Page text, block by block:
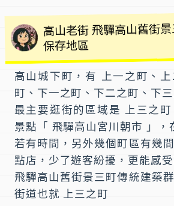
高山老街 飛驒高山舊街
保存地區
高山城下町 ，有 上一之町 、
町 、 下一之町 、 下二之町 、 下
最主要逛街的區域是
上三之町
景點「 飛驒高山宮川朝市 」，
若有時間，另外幾個町區有幾
點店，少了遊客紛擾，更能感
飛驒高山舊街景三町傳統建築
街道也就
上三之町